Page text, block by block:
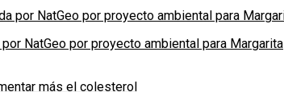
NatGeo por proyecto ambiental para Margarita